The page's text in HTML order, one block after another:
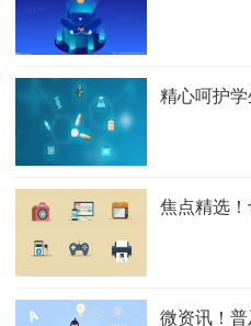
精心呵护
焦点精选
微资讯！